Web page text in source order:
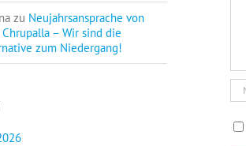
zu Neujahrsansprache von
– Wir sind die
zum Niedergang!